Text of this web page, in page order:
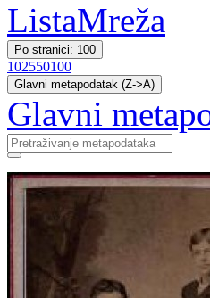
ListaMreža
Po stranici: 100
102550100
Glavni metapodatak (Z->A)
Glavni